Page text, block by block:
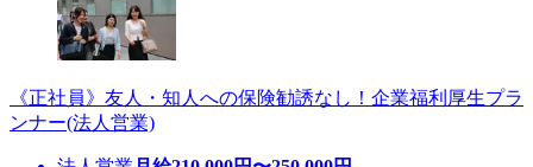
《正社員》友人・知人への保険勧誘なし！企業福利厚生プラ
ンナー(法人営業)